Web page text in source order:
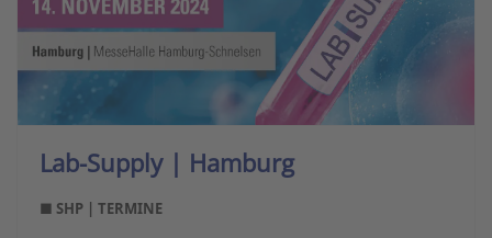
Lab-Supply | Hamburg
■ SHP | TERMINE